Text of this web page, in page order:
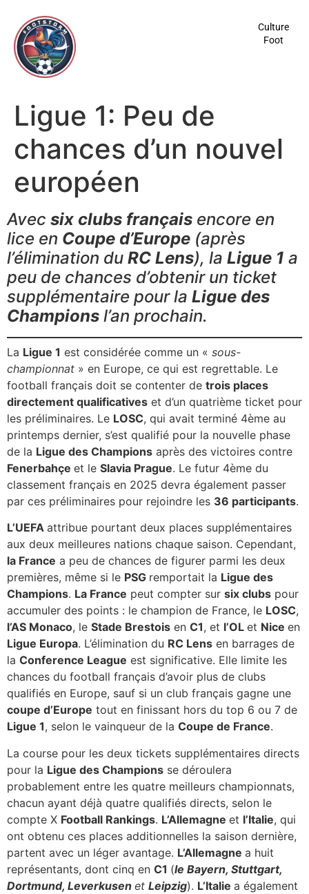
principal
Culture
Foot
Ligue 1: Peu de
chances d’un nouvel
européen
Avec six clubs français encore en
lice en Coupe d’Europe (après
l’élimination du RC Lens), la Ligue 1 a
peu de chances d’obtenir un ticket
supplémentaire pour la Ligue des
Champions l’an prochain.
La Ligue 1 est considérée comme un « sous-
championnat » en Europe, ce qui est regrettable. Le
football français doit se contenter de trois places
directement qualificatives et d’un quatrième ticket pour
les préliminaires. Le LOSC, qui avait terminé 4ème au
printemps dernier, s’est qualifié pour la nouvelle phase
de la Ligue des Champions après des victoires contre
Fenerbahçe et le Slavia Prague. Le futur 4ème du
classement français en 2025 devra également passer
par ces préliminaires pour rejoindre les 36 participants.
L’UEFA attribue pourtant deux places supplémentaires
aux deux meilleures nations chaque saison. Cependant,
la France a peu de chances de figurer parmi les deux
premières, même si le PSG remportait la Ligue des
Champions. La France peut compter sur six clubs pour
accumuler des points : le champion de France, le LOSC,
l’AS Monaco, le Stade Brestois en C1, et l’OL et Nice en
Ligue Europa. L’élimination du RC Lens en barrages de
la Conference League est significative. Elle limite les
chances du football français d’avoir plus de clubs
qualifiés en Europe, sauf si un club français gagne une
coupe d’Europe tout en finissant hors du top 6 ou 7 de
Ligue 1, selon le vainqueur de la Coupe de France.
La course pour les deux tickets supplémentaires directs
pour la Ligue des Champions se déroulera
probablement entre les quatre meilleurs championnats,
chacun ayant déjà quatre qualifiés directs, selon le
compte X Football Rankings. L’Allemagne et l’Italie, qui
ont obtenu ces places additionnelles la saison dernière,
partent avec un léger avantage. L’Allemagne a huit
représentants, dont cinq en C1 (le Bayern, Stuttgart,
Dortmund, Leverkusen et Leipzig). L’Italie a également